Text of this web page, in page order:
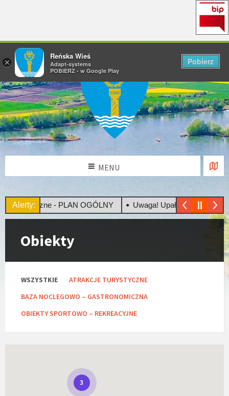
×
Reńska Wieś
Adapt-systems
POBIERZ - w Google Play
Pobierz
MENU
Alerty:- PLAN OGÓLNY Uwaga! Upały
Obiekty
C
t
g
o
i
WSZYSTKIE
ATRAKCJE TURYSTYCZNE
BAZA NOCLEGOWO – GASTRONOMICZNA
OBIEKTY SPORTOWO – REKREACYJNE
3